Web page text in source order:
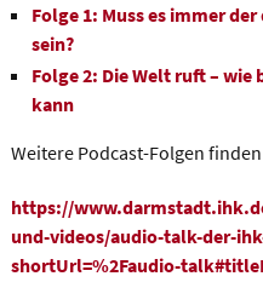
Folge 1: Muss es immer
sein?
Folge 2: Die Welt ruft –
kann
Weitere Podcast-Folgen
https://
und-videos/audio-talk-der-
shortUrl=%2Faudio-